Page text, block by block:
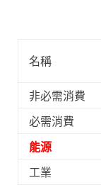
名稱
非必需消費
必需消費
能源
工業